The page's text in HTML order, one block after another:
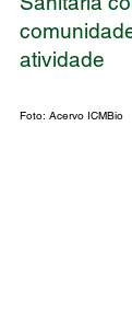
atividade
Foto: Acervo ICMBio